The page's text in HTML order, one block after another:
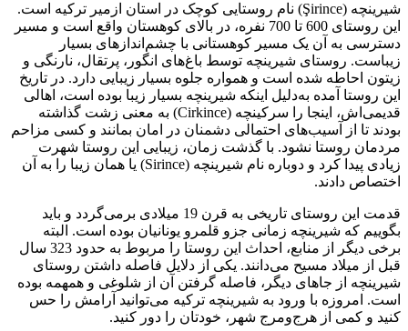
شیرینچه (Şirince) نام روستایی کوچک در استان ازمیر ترکیه است.
این روستای 600 تا 700 نفره، در بالای کوهستان واقع است و مسیر
دسترسی به آن یک مسیر کوهستانی با چشم‌اندازهای بسیار
زیباست. روستای شیرینچه توسط باغ‌های انگور، پرتقال، نارنگی و
زیتون احاطه شده است و همواره جلوه بسیار زیبایی دارد. در تاریخ
این روستا آمده به‌دلیل اینکه شیرینچه بسیار زیبا بوده است، اهالی
قدیمی‌اش، اینجا را سرکینچه (Cirkince) به معنی زشت گذاشته
بودند تا از آسیب‌های احتمالی دشمنان در امان بمانند و کسی مزاحم
مردمان روستا نشود. با گذشت زمان، زیبایی این روستا شهرت
زیادی پیدا کرد و دوباره نام شیرینچه (Sirince) یا همان زیبا را به آن
اختصاص دادند.
قدمت این روستای تاریخی به قرن 19 میلادی برمی‌گردد و باید
بگوییم که شیرینچه زمانی جزو قلمرو یونانیان بوده است. البته
برخی دیگر از منابع، احداث این روستا را مربوط به حدود 323 سال
قبل از میلاد مسیح می‌دانند. یکی از دلایل فاصله داشتن روستای
شیرینچه از جاهای دیگر، فاصله گرفتن آن از شلوغی و همهمه بوده
است. امروزه با ورود به شیرینچه ترکیه می‌توانید آرامش را حس
کنید و کمی از هرج‌ومرج شهر، خودتان را دور کنید.